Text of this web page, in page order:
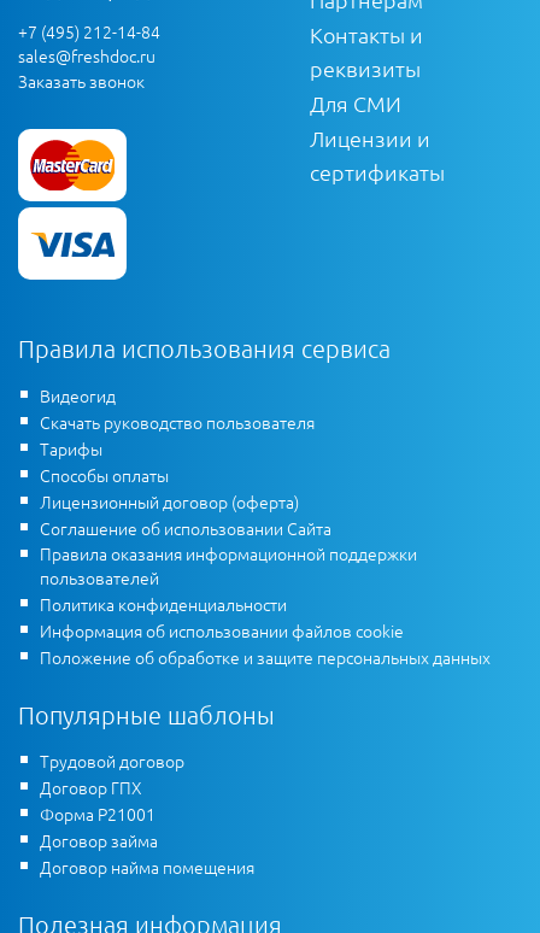
+7 (495) 212-14-84
sales@freshdoc.ru
Заказать звонок
Контакты и
реквизиты
Для СМИ
Лицензии и
сертификаты
Правила использования сервиса
Видеогид
Скачать руководство пользователя
Тарифы
Способы оплаты
Лицензионный договор (оферта)
Соглашение об использовании Сайта
Правила оказания информационной поддержки
пользователей
Политика конфиденциальности
Информация об использовании файлов cookie
Положение об обработке и защите персональных данных
Популярные шаблоны
Трудовой договор
Договор ГПХ
Форма Р21001
Договор займа
Договор найма помещения
Полезная информация